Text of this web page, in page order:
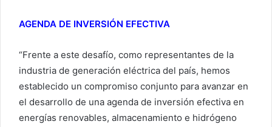
AGENDA DE INVERSIÓN EFECTIVA
“Frente a este desafío, como representantes de la
industria de generación eléctrica del país, hemos
establecido un compromiso conjunto para avanzar en
el desarrollo de una agenda de inversión efectiva en
energías renovables, almacenamiento e hidrógeno